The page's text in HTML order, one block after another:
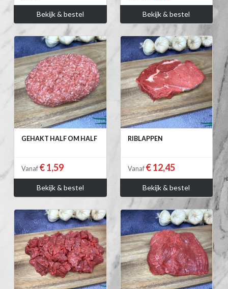
Bekijk & bestel Bekijk & bestel
GEHAKT HALF OM HALF
Vanaf € 1,59
Bekijk & bestel
RIBLAPPEN
Vanaf € 12,45
Bekijk & bestel